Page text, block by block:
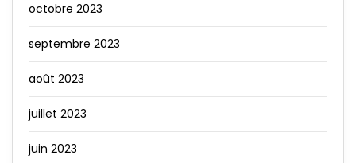
octobre 2023
septembre 2023
août 2023
juillet 2023
juin 2023